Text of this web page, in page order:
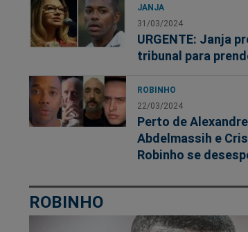
JANJA
31/03/2024
URGENTE: Janja
tribunal para
ROBINHO
22/03/2024
Perto de
Abdelmassih e
Robinho se
ROBINHO